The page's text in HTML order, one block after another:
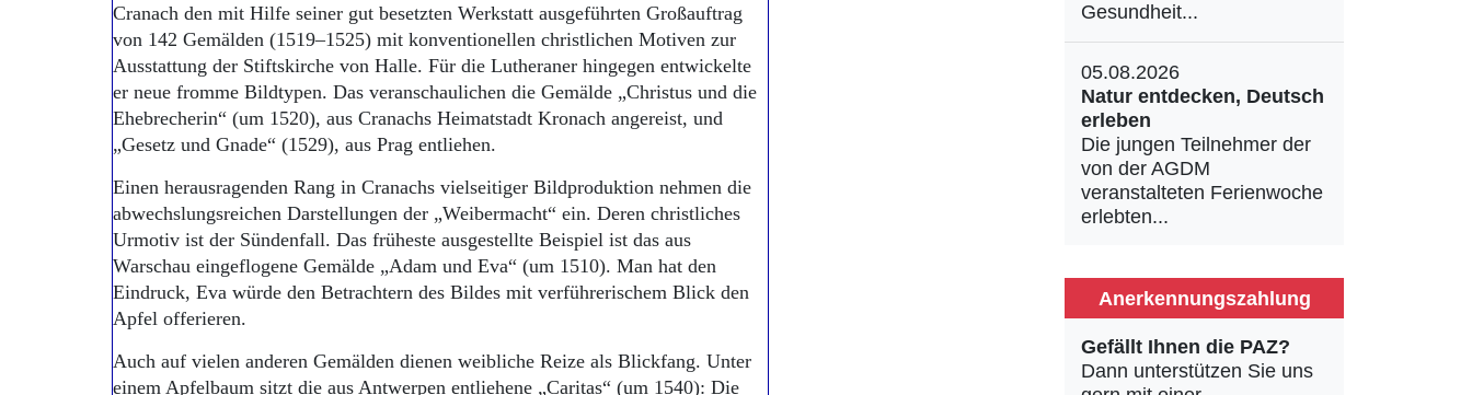
Cranach den mit Hilfe seiner gut besetzten Werkstatt ausgeführten Großauftrag
von 142 Gemälden (1519–1525) mit konventionellen christlichen Motiven zur
Ausstattung der Stiftskirche von Halle. Für die Lutheraner hingegen entwickelte
er neue fromme Bildtypen. Das veranschaulichen die Gemälde „Christus und die
Ehebrecherin“ (um 1520), aus Cranachs Heimatstadt Kronach angereist, und
„Gesetz und Gnade“ (1529), aus Prag entliehen.
Einen herausragenden Rang in Cranachs vielseitiger Bildproduktion nehmen die
abwechslungsreichen Darstellungen der „Weibermacht“ ein. Deren christliches
Urmotiv ist der Sündenfall. Das früheste ausgestellte Beispiel ist das aus
Warschau eingeflogene Gemälde „Adam und Eva“ (um 1510). Man hat den
Eindruck, Eva würde den Betrachtern des Bildes mit verführerischem Blick den
Apfel offerieren.
Auch auf vielen anderen Gemälden dienen weibliche Reize als Blickfang. Unter
einem Apfelbaum sitzt die aus Antwerpen entliehene „Caritas“ (um 1540): Die
Gesundheit...
05.08.2026
Natur entdecken, Deutsch
erleben
Die jungen Teilnehmer der
von der AGDM
veranstalteten Ferienwoche
erlebten...
Anerkennungszahlung
Gefällt Ihnen die PAZ?
Dann unterstützen Sie uns